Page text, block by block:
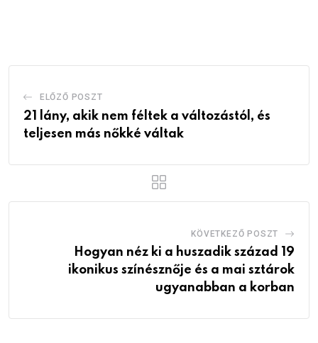
ELŐZŐ POSZT
21 lány, akik nem féltek a változástól, és
teljesen más nőkké váltak
KÖVETKEZŐ POSZT
Hogyan néz ki a huszadik század 19
ikonikus színésznője és a mai sztárok
ugyanabban a korban